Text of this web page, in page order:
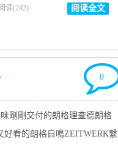
阅读全文
读(242)
0
剛剛交付的朗格理查德朗格
好看的朗格自鳴ZEITWERK繫